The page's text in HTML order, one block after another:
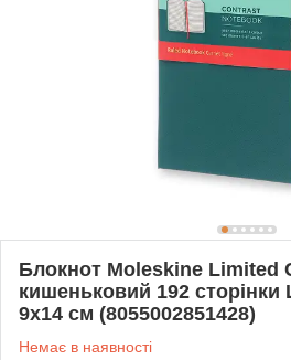
Блокнот Moleskine Limited
кишеньковий 192 сторінки
9х14 см (8055002851428)
Немає в наявності